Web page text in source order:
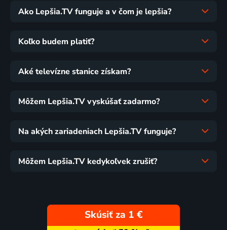
Ako Lepšia.TV funguje a v čom je lepšia?
Koľko budem platiť?
Aké televízne stanice získam?
Môžem Lepšia.TV vyskúšať zadarmo?
Na akých zariadeniach Lepšia.TV funguje?
Môžem Lepšia.TV kedykoľvek zrušiť?
Skúsiť za 1 €